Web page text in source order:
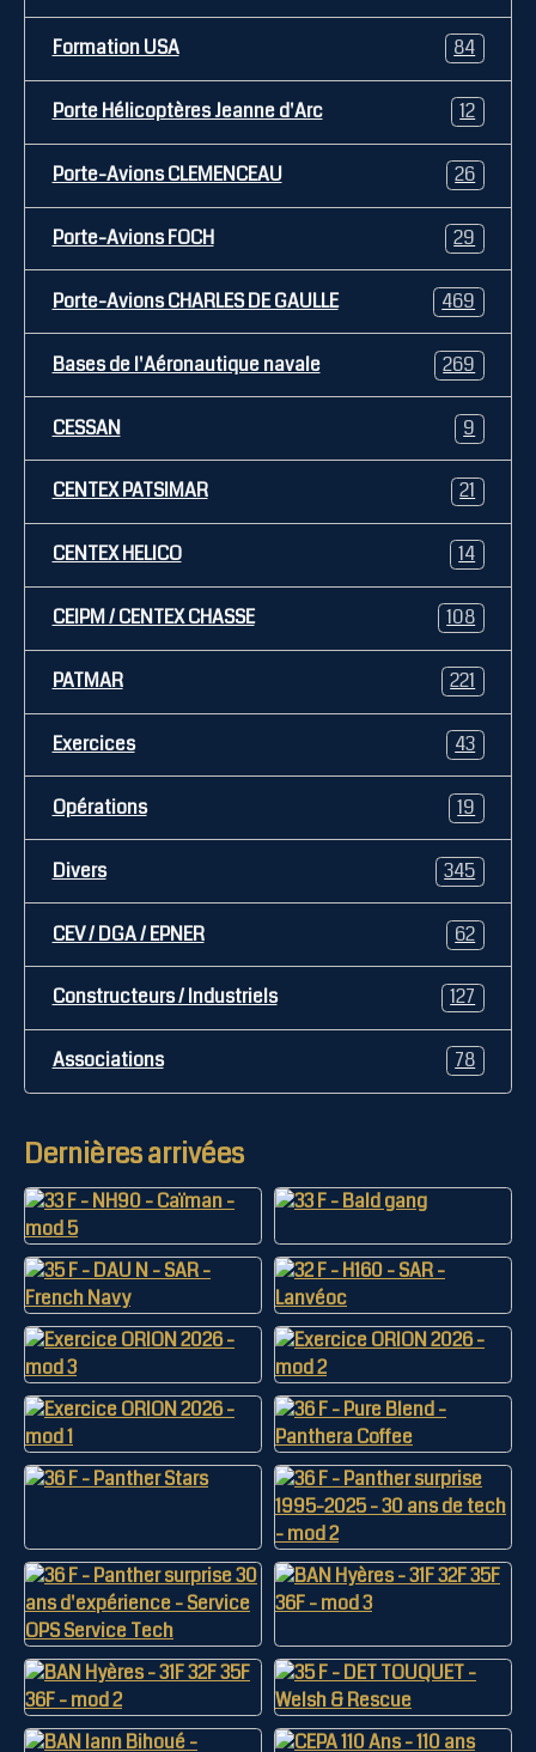
Formation USA 84
Porte Hélicoptères Jeanne d'Arc 12
Porte-Avions CLEMENCEAU 26
Porte-Avions FOCH 29
Porte-Avions CHARLES DE GAULLE 469
Bases de l'Aéronautique navale 269
CESSAN 9
CENTEX PATSIMAR 21
CENTEX HELICO 14
CEIPM / CENTEX CHASSE 108
PATMAR 221
Exercices 43
Opérations 19
Divers 345
CEV / DGA / EPNER 62
Constructeurs / Industriels 127
Associations 78
Dernières arrivées